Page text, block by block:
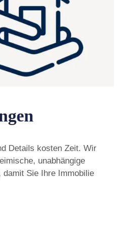
Details kosten Zeit. Wir
unabhängige
damit Sie Ihre Immobilie